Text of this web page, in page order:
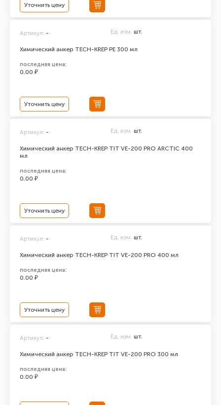
Уточнить цену
Химический анкер TECH-KREP PE 300 мл
Артикул: - Ед. изм. шт.
последняя цена:
0.00 ₽
Уточнить цену
Химический анкер TECH-KREP TIT VE-200 PRO ARCTIC 400
мл
Артикул: - Ед. изм. шт.
последняя цена:
0.00 ₽
Уточнить цену
Химический анкер TECH-KREP TIT VE-200 PRO 400 мл
Артикул: - Ед. изм. шт.
последняя цена:
0.00 ₽
Уточнить цену
Химический анкер TECH-KREP TIT VE-200 PRO 300 мл
Артикул: - Ед. изм. шт.
последняя цена:
0.00 ₽